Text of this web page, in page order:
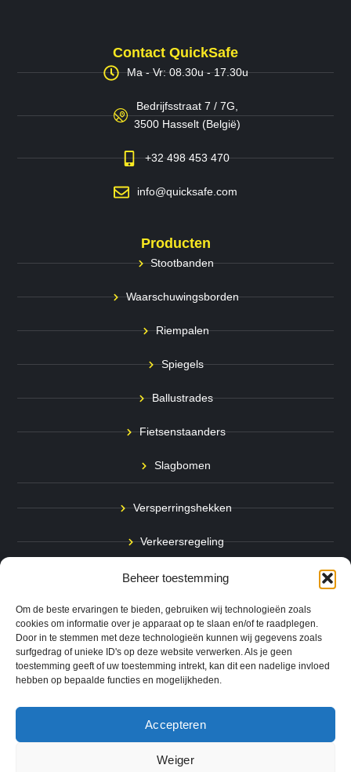
Beheer toestemming
Om de beste ervaringen te bieden, gebruiken wij technologieën zoals
cookies om informatie over je apparaat op te slaan en/of te raadplegen.
Door in te stemmen met deze technologieën kunnen wij gegevens zoals
surfgedrag of unieke ID's op deze website verwerken. Als je geen
toestemming geeft of uw toestemming intrekt, kan dit een nadelige invloed
hebben op bepaalde functies en mogelijkheden.
Accepteren
Weiger
Contact QuickSafe
Ma - Vr: 08.30u - 17.30u
Bedrijfsstraat 7 / 7G,
3500 Hasselt (België)
+32 498 453 470
info@quicksafe.com
Producten
Stootbanden
Waarschuwingsborden
Riempalen
Spiegels
Ballustrades
Fietsenstaanders
Slagbomen
Versperringshekken
Verkeersregeling
Stadspalen
Afzetpalen
Bodemmarkering
Ram- & Aanrijbeveiliging
Copyright © 2024 QuickSafe. Alle rechten voorbehouden.